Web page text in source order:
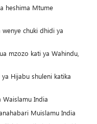
heshima Mtume
chuki dhidi ya
mzozo kati ya Wahindu,
Hijabu shuleni katika
Waislamu India
Muislamu India